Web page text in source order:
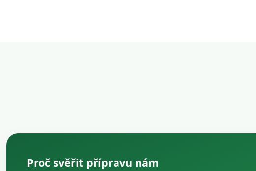
Proč svěřit přípravu nám